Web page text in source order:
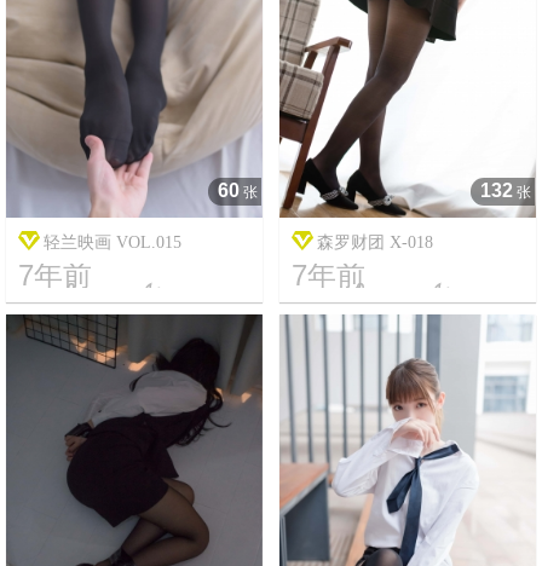
60 张
轻兰映画 VOL.015
7年前
18 13750
132 张
森罗财团 X-018
7年前
10 3024